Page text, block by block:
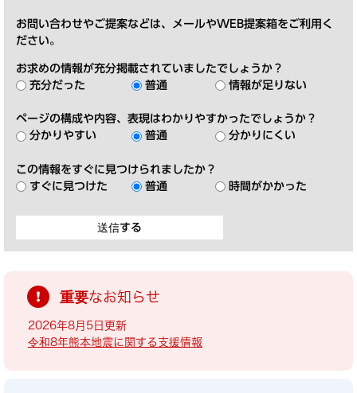
お問い合わせやご提案などは、メールやWEB提案箱をご利用く
ださい。
お求めの情報が充分掲載されていましたでしょうか？
充分だった
普通 情報が足りない
ページの構成や内容、表現はわかりやすかったでしょうか？
分かりやすい
普通 分かりにくい
この情報をすぐに見つけられましたか？
すぐに見つけた
普通 時間がかかった
重要なお知らせ
2026年8月5日更新
令和8年熊本地震に関する支援情報